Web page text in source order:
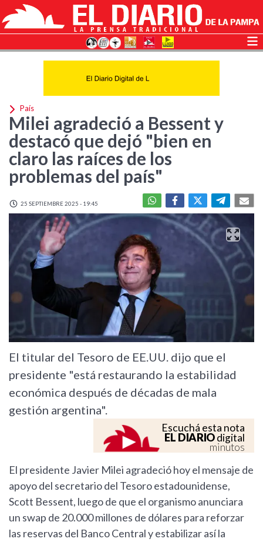
País
Milei agradeció a Bessent y
destacó que dejó "bien en
claro las raíces de los
problemas del país"
25 SEPTIEMBRE 2025 - 19:45
El titular del Tesoro de EE.UU. dijo que el
presidente "está restaurando la estabilidad
económica después de décadas de mala
gestión argentina".
Escuchá esta nota
EL DIARIOdigital
minutos
El presidente Javier Milei agradeció hoy el mensaje de
apoyo del secretario del Tesoro estadounidense,
Scott Bessent, luego de que el organismo anunciara
un swap de 20.000 millones de dólares para reforzar
las reservas del Banco Central y estabilizar así la